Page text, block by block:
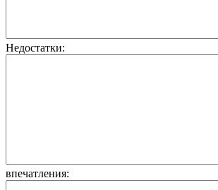
Недостатки:
впечатления: